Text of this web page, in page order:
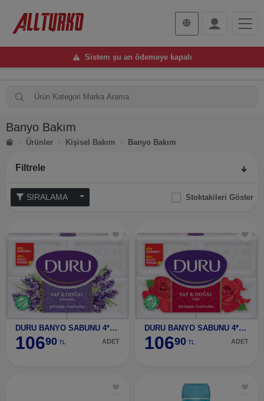
Sistem şu an ödemeye kapalı
Banyo Bakım
Ürünler Kişisel Bakım Banyo Bakım
Filtrele
Stoktakileri Göster
DURU BANYO SABUNU 4*150 GR. LAVANTA
10690 TL ADET
DURU BANYO SABUNU 4*150 GR. GÜL*
10690 TL ADET